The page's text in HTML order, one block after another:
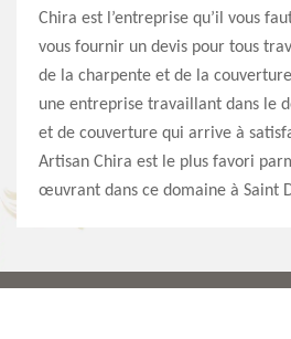
Chira est l’entreprise qu’il vous
vous fournir un devis pour tous
de la charpente et de la
une entreprise travaillant dans le
et de couverture qui arrive à
Artisan Chira est le plus favori
œuvrant dans ce domaine à Saint